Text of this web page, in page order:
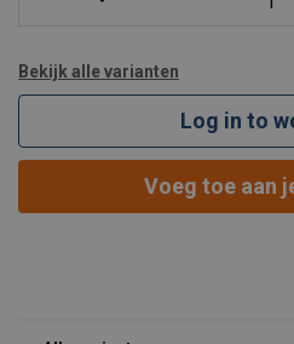
Bekijk alle varianten
Log in to
Voeg toe aan